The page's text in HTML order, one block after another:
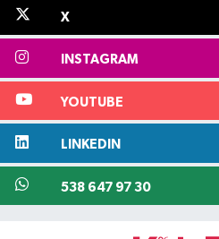
X
INSTAGRAM
YOUTUBE
LINKEDIN
538 647 97 30